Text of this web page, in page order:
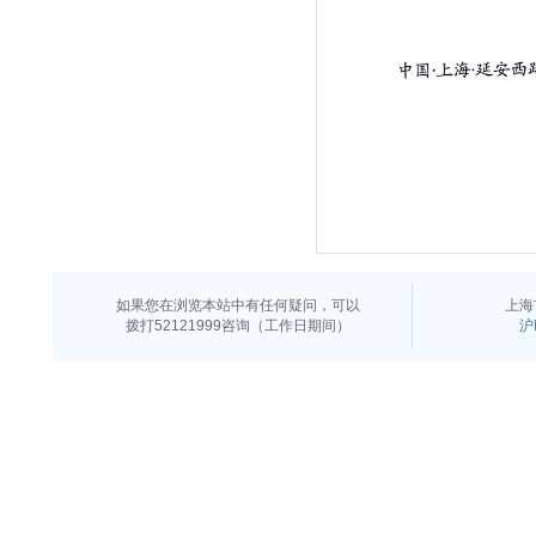
如果您在浏览本站中有任何疑问，可以
拨打52121999咨询（工作日期间）
上